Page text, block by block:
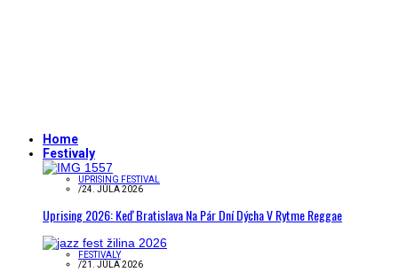
Home
Festivaly
UPRISING FESTIVAL
/24. JÚLA 2026
Uprising 2026: Keď Bratislava Na Pár Dní Dýcha V Rytme Reggae
FESTIVALY
/21. JÚLA 2026